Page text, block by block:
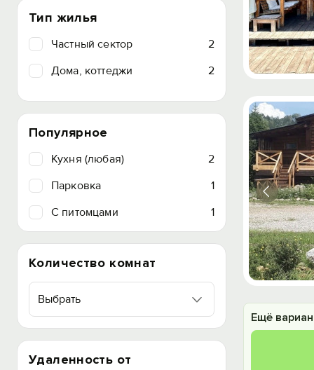
Тип жилья
Частный сектор
2
Дома, коттеджи
2
Популярное
Кухня (любая)
2
Парковка
1
C питомцами
1
Количество комнат
Выбрать
Удаленность от
Ещё